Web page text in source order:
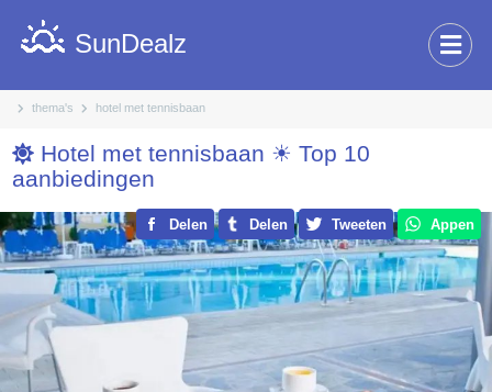
thema's hotel met tennisbaan
SunDealz
Hotel met tennisbaan ☀ Top 10
aanbiedingen
Delen Delen Tweeten Appen